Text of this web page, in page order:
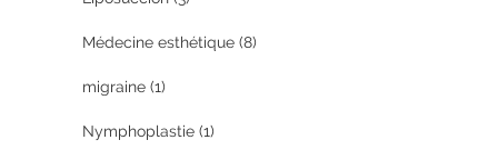
Médecine esthétique (8)
migraine (1)
Nymphoplastie (1)